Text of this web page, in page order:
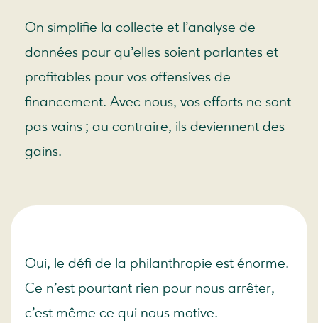
On simplifie la collecte et l’analyse de
données pour qu’elles soient parlantes et
profitables pour vos offensives de
financement. Avec nous, vos efforts ne sont
pas vains ; au contraire, ils deviennent des
gains.
Oui, le défi de la philanthropie est énorme.
Ce n’est pourtant rien pour nous arrêter,
c’est même ce qui nous motive.